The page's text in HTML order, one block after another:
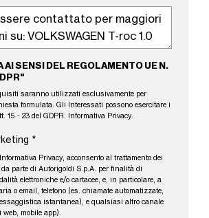
AI SENSI DEL REGOLAMENTO UE N.
saranno utilizzati esclusivamente per
formulata. Gli Interessati possono esercitare i
15 - 23 del GDPR.
Informativa Privacy.
*
Informativa Privacy, acconsento al trattamento dei
parte di Autorigoldi S.p.A. per finalità di
elettroniche e/o cartacee, e, in particolare, a
o email, telefono (es. chiamate automatizzate,
istantanea), e qualsiasi altro canale
mobile app).